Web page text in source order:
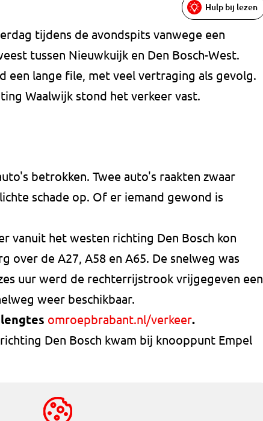
Hulp bij lezen
tijdens de avondspits vanwege een
tussen Nieuwkuijk en Den Bosch-West.
een lange file, met veel vertraging als gevolg.
Waalwijk stond het verkeer vast.
betrokken. Twee auto's raakten zwaar
schade op. Of er iemand gewond is
vanuit het westen richting Den Bosch kon
over de A27, A58 en A65. De snelweg was
uur werd de rechterrijstrook vrijgegeven een
weer beschikbaar.
omroepbrabant.nl/verkeer.
Den Bosch kwam bij knooppunt Empel